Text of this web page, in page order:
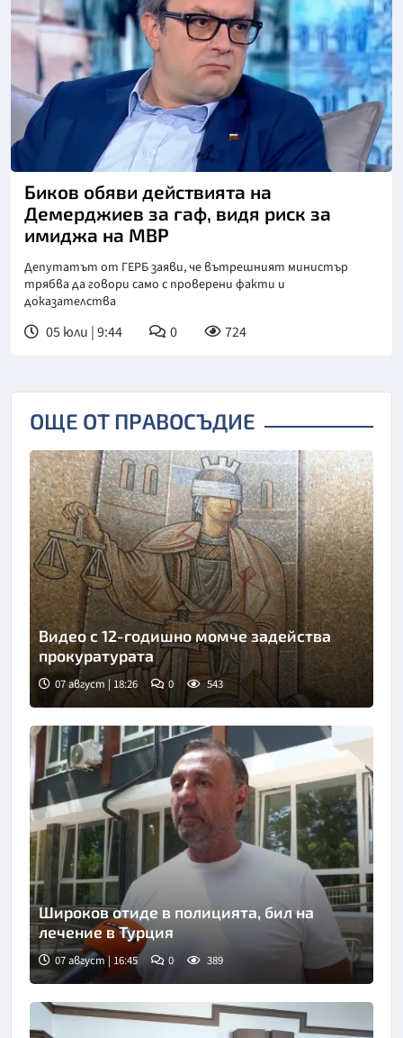
Снимка: БНТ
Биков обяви действията на
Демерджиев за гаф, видя риск за
имиджа на МВР
Депутатът от ГЕРБ заяви, че вътрешният министър
трябва да говори само с проверени факти и
доказателства
05 юли | 9:44 0 724
ОЩЕ ОТ ПРАВОСЪДИЕ
Видео с 12-годишно момче задейства
прокуратурата
07 август | 18:26 0 543
Широков отиде в полицията, бил на
лечение в Турция
07 август | 16:45 0 389